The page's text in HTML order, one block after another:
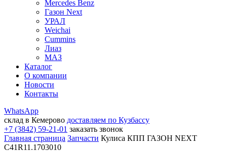
Mercedes Benz
Газон Next
УРАЛ
Weichai
Cummins
Лиаз
МАЗ
Каталог
О компании
Новости
Контакты
WhatsApp
склад в Кемерово доставляем по Кузбассу
+7 (3842) 59-21-01 заказать звонок
Главная страница Запчасти Кулиса КПП ГАЗОН NEXT
C41R11.1703010